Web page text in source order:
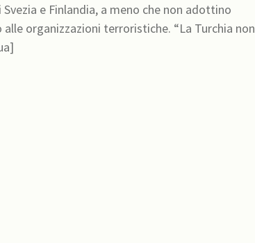
e Finlandia, a meno che non adottino
organizzazioni terroristiche. “La Turchia non